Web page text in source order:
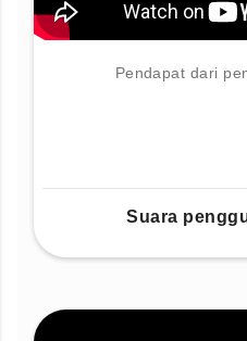
Pendapat dari
Suara